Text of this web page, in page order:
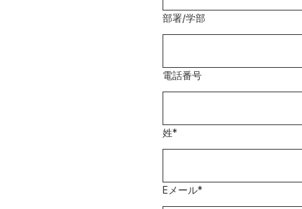
部署/学部
電話番号
姓*
Eメール*